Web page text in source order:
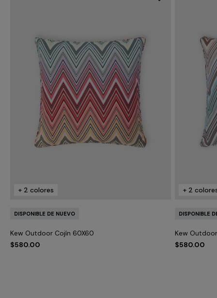
+ 2 colores
DISPONIBLE DE NUEVO
Kew Outdoor Cojín 60X60
$580.00
+ 2
DISPONIBLE
Kew
$580.00